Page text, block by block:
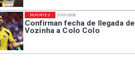
27/07/2026
Confirman fecha de llegada de
Vozinha a Colo Colo
DEPORTES